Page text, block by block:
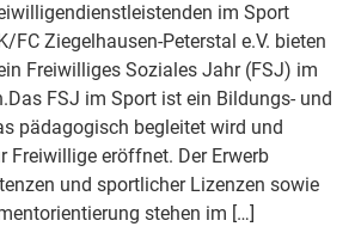
im Sport
FC Ziegelhausen-Peterstal e.V. bieten
Freiwilliges Soziales Jahr (FSJ) im
FSJ im Sport ist ein Bildungs- und
pädagogisch begleitet wird und
Freiwillige eröffnet. Der Erwerb
und sportlicher Lizenzen sowie
stehen im […]